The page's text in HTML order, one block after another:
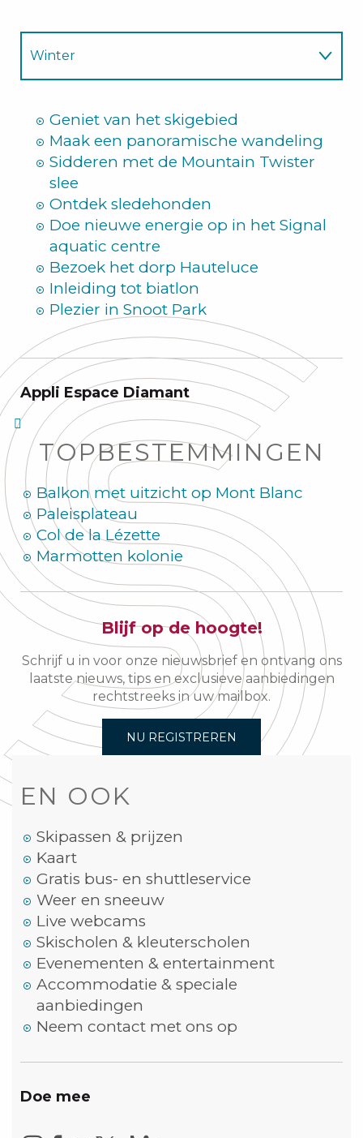
Winter
Geniet van het skigebied
Maak een panoramische wandeling
Sidderen met de Mountain Twister
slee
Ontdek sledehonden
Doe nieuwe energie op in het Signal
aquatic centre
Bezoek het dorp Hauteluce
Inleiding tot biatlon
Plezier in Snoot Park
Appli Espace Diamant
TOPBESTEMMINGEN
Balkon met uitzicht op Mont Blanc
Paleisplateau
Col de la Lézette
Marmotten kolonie
Blijf op de hoogte!
Schrijf u in voor onze nieuwsbrief en ontvang ons
laatste nieuws, tips en exclusieve aanbiedingen
rechtstreeks in uw mailbox.
NU REGISTREREN
EN OOK
Skipassen & prijzen
Kaart
Gratis bus- en shuttleservice
Weer en sneeuw
Live webcams
Skischolen & kleuterscholen
Evenementen & entertainment
Accommodatie & speciale
aanbiedingen
Neem contact met ons op
Doe mee